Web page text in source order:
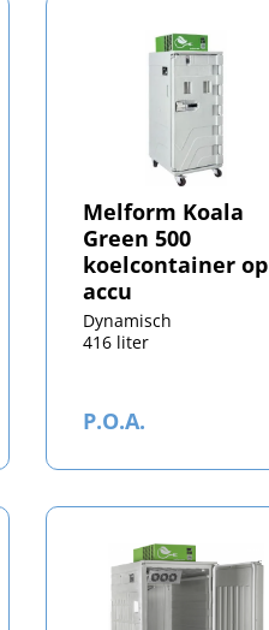
Melform Koala
Green 500
koelcontainer op
accu
Dynamisch
416 liter
P.O.A.